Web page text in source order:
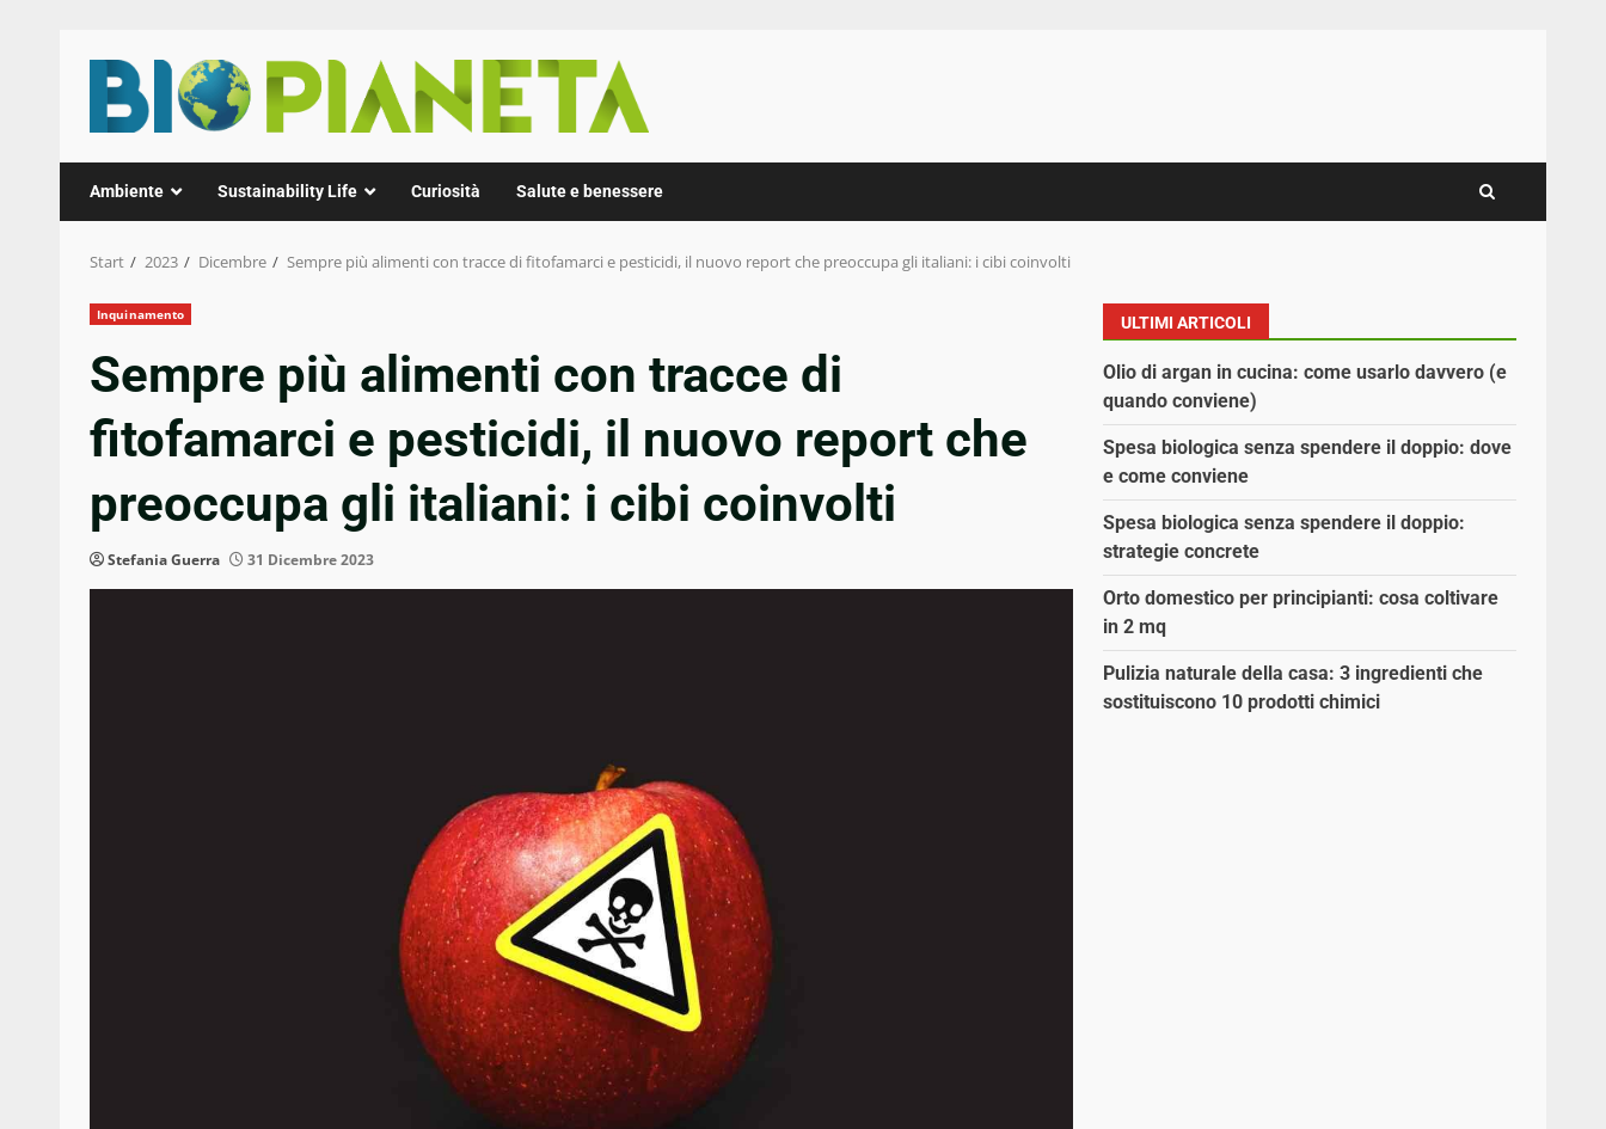
Inhalt
springen
Ambiente Sustainability Life Curiosità Salute e benessere
Start 2023 Dicembre Sempre più alimenti con tracce di fitofamarci e pesticidi, il nuovo report che preoccupa gli italiani: i cibi coinvolti
Inquinamento
Sempre più alimenti con tracce di
fitofamarci e pesticidi, il nuovo report che
preoccupa gli italiani: i cibi coinvolti
Stefania Guerra 31 Dicembre 2023
ULTIMI ARTICOLI
Olio di argan in cucina: come usarlo davvero (e
quando conviene)
Spesa biologica senza spendere il doppio: dove
e come conviene
Spesa biologica senza spendere il doppio:
strategie concrete
Orto domestico per principianti: cosa coltivare
in 2 mq
Pulizia naturale della casa: 3 ingredienti che
sostituiscono 10 prodotti chimici